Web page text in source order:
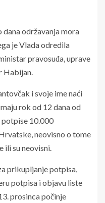
dana održavanja mora
je Vlada odredila
pravosuđa, uprave
Habijan.
i svoje ime naći
rok od 12 dana od
potpise 10.000
neovisno o tome
su neovisni.
prikupljanje potpisa,
potpisa i objavu liste
prosinca počinje